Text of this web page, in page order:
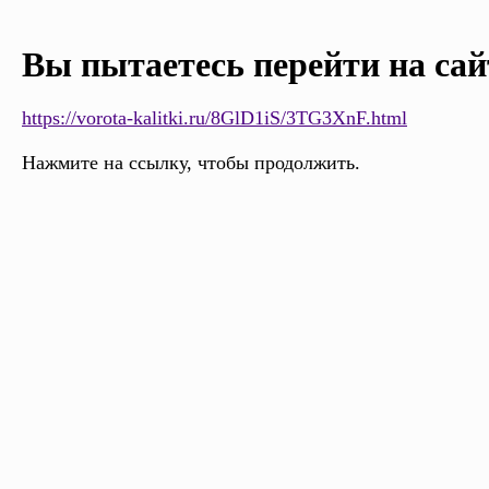
Вы пытаетесь перейти на
https://vorota-kalitki.ru/8GlD1iS/3TG3XnF.html
Нажмите на ссылку, чтобы продолжить.